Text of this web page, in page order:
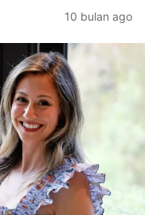
10 bulan ago